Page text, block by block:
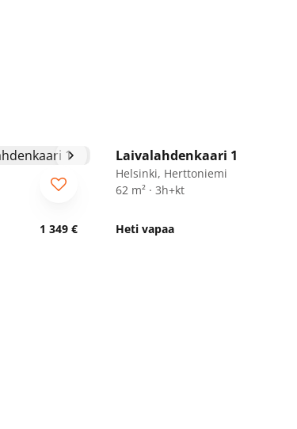
1 349 €
Laivalahdenkaari 1
Helsinki, Herttoniemi
62 m² · 3h+kt
Heti vapaa